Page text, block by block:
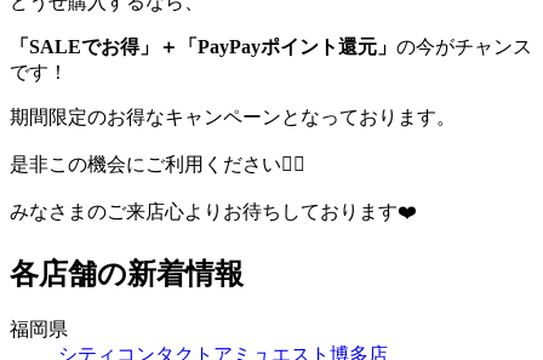
「SALEでお得」＋「PayPayポイント還元」 の今がチャンス
です！
期間限定のお得なキャンペーンとなっております。
是非この機会にご利用ください🙋‍♀️
みなさまのご来店心よりお待ちしております❤️
各店舗の新着情報
福岡県
シティコンタクトアミュエスト博多店